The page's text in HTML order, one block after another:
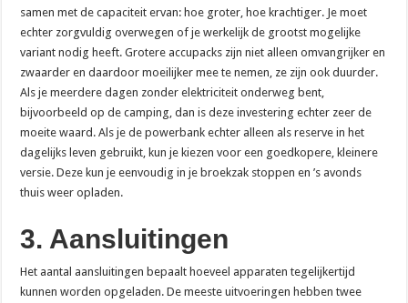
samen met de capaciteit ervan: hoe groter, hoe krachtiger. Je moet
echter zorgvuldig overwegen of je werkelijk de grootst mogelijke
variant nodig heeft. Grotere accupacks zijn niet alleen omvangrijker en
zwaarder en daardoor moeilijker mee te nemen, ze zijn ook duurder.
Als je meerdere dagen zonder elektriciteit onderweg bent,
bijvoorbeeld op de camping, dan is deze investering echter zeer de
moeite waard. Als je de powerbank echter alleen als reserve in het
dagelijks leven gebruikt, kun je kiezen voor een goedkopere, kleinere
versie. Deze kun je eenvoudig in je broekzak stoppen en ’s avonds
thuis weer opladen.
3. Aansluitingen
Het aantal aansluitingen bepaalt hoeveel apparaten tegelijkertijd
kunnen worden opgeladen. De meeste uitvoeringen hebben twee